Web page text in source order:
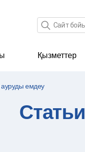
Іздеу өрісі
Қызметтер
емдеу
Статьи